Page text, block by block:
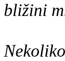
bližini